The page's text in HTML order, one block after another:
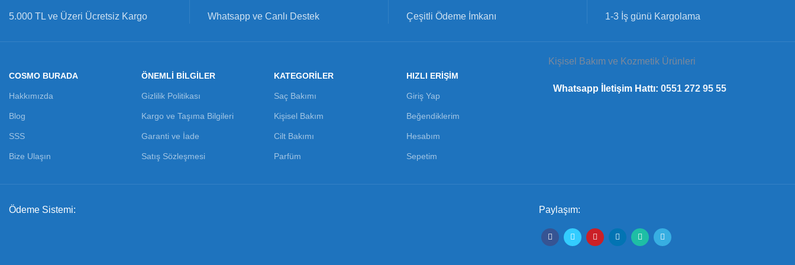
5.000 TL ve Üzeri Ücretsiz Kargo Whatsapp ve Canlı Destek Çeşitli Ödeme İmkanı 1-3 İş günü Kargolama
COSMO BURADA
Hakkımızda
Blog
SSS
Bize Ulaşın
ÖNEMLİ BİLGİLER
Gizlilik Politikası
Kargo ve Taşıma Bilgileri
Garanti ve İade
Satış Sözleşmesi
KATEGORILER
Saç Bakımı
Kişisel Bakım
Cilt Bakımı
Parfüm
HIZLI ERİŞİM
Giriş Yap
Beğendiklerim
Hesabım
Sepetim
Kişisel Bakım ve Kozmetik Ürünleri
Whatsapp İletişim Hattı: 0551 272 95 55
Ödeme Sistemi: Paylaşım: